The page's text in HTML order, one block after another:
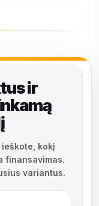
ir
kokį
finansavimas.
variantus.